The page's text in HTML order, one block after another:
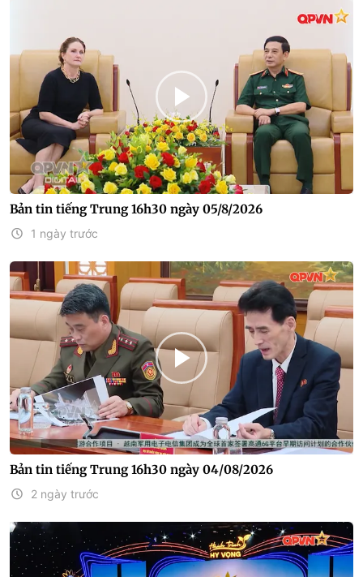
Bản tin tiếng Trung 16h30 ngày 05/8/2026
1 ngày trước
Bản tin tiếng Trung 16h30 ngày 04/08/2026
2 ngày trước